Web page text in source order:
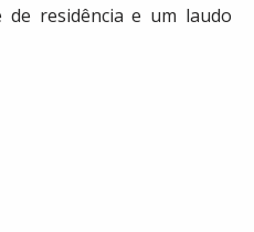
residência e um laudo